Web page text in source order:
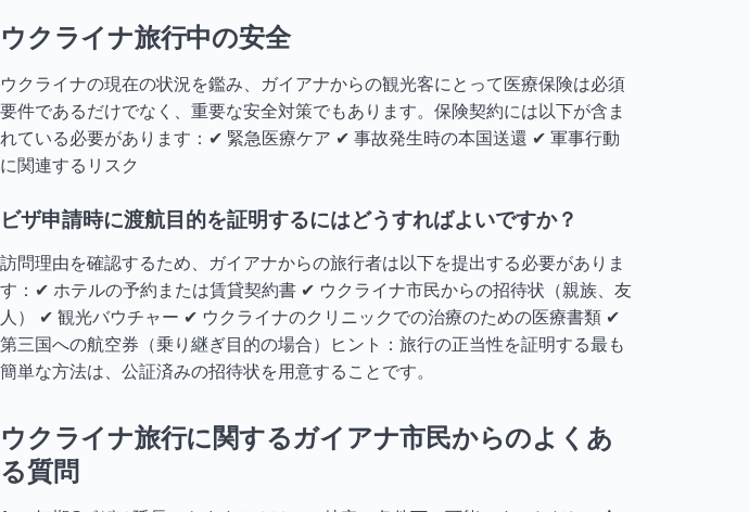
ウクライナ旅行中の安全
ウクライナの現在の状況を鑑み、ガイアナからの観光客にとって医療保険は必須
要件であるだけでなく、重要な安全対策でもあります。保険契約には以下が含ま
れている必要があります：✔ 緊急医療ケア ✔ 事故発生時の本国送還 ✔ 軍事行動
に関連するリスク
ビザ申請時に渡航目的を証明するにはどうすればよいですか？
訪問理由を確認するため、ガイアナからの旅行者は以下を提出する必要がありま
す：✔ ホテルの予約または賃貸契約書 ✔ ウクライナ市民からの招待状（親族、友
人） ✔ 観光バウチャー ✔ ウクライナのクリニックでの治療のための医療書類 ✔
第三国への航空券（乗り継ぎ目的の場合）ヒント：旅行の正当性を証明する最も
簡単な方法は、公証済みの招待状を用意することです。
ウクライナ旅行に関するガイアナ市民からのよくあ
る質問